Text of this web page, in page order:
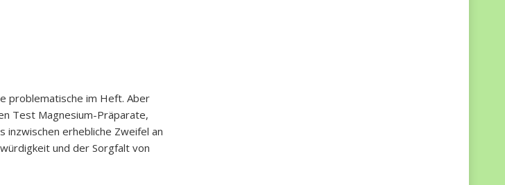
problematische im Heft. Aber
Test Magnesium-Präparate,
inzwischen erhebliche Zweifel an
und der Sorgfalt von